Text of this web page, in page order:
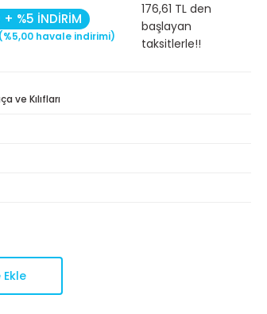
+ %5 İNDİRİM
(%5,00 havale indirimi)
176,61 TL den
başlayan
taksitlerle!!
ve Kılıfları